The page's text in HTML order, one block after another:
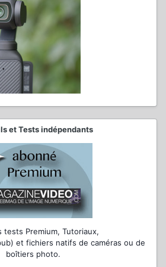
et Tests indépendants
tests Premium, Tutoriaux,
et fichiers natifs de caméras ou de
boîtiers photo.